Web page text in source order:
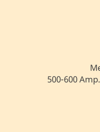
500-600